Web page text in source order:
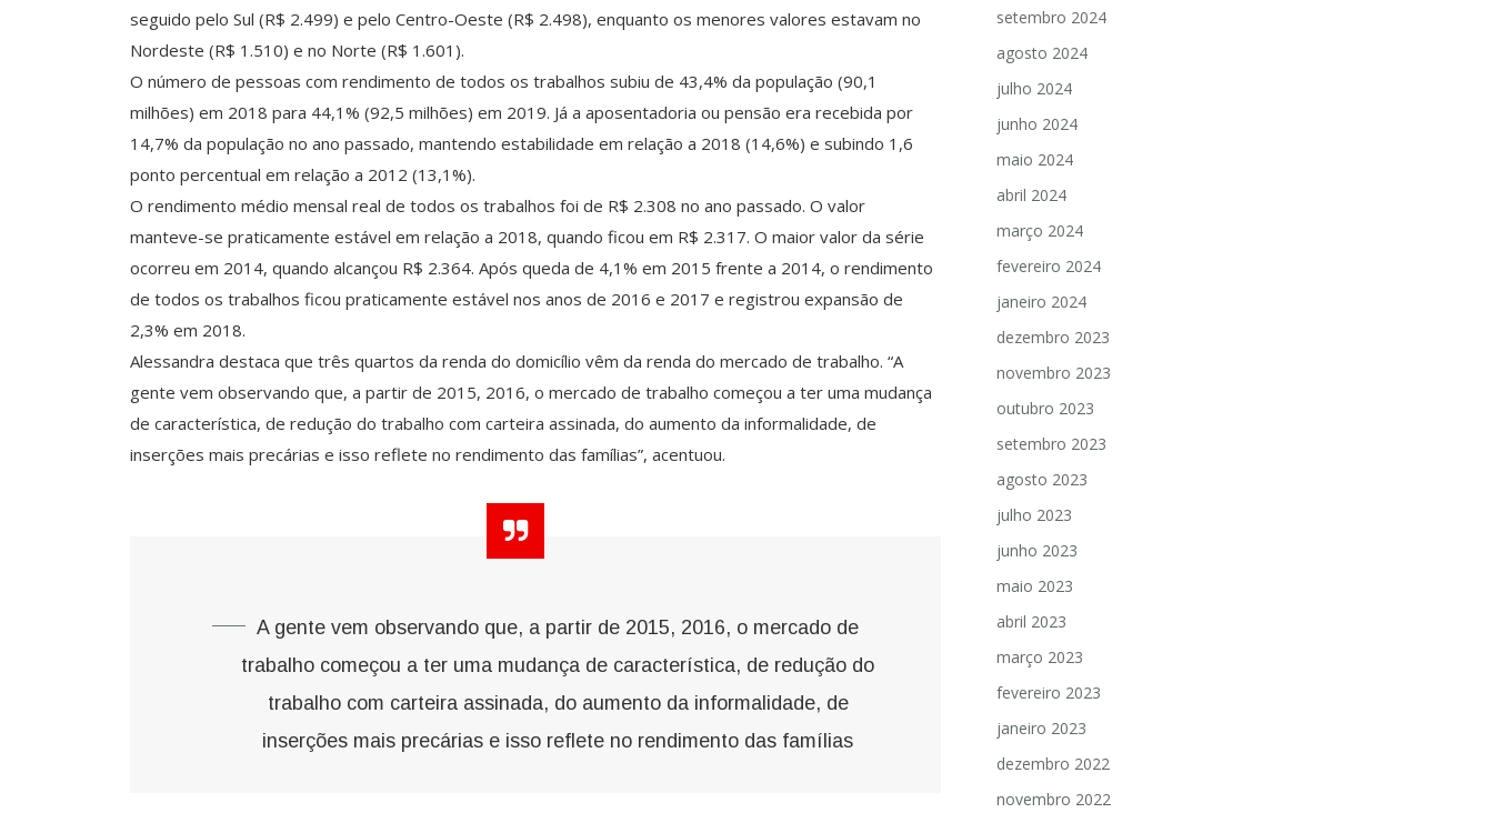
seguido pelo Sul (R$ 2.499) e pelo Centro-Oeste (R$ 2.498), enquanto os menores valores estavam no
Nordeste (R$ 1.510) e no Norte (R$ 1.601).
O número de pessoas com rendimento de todos os trabalhos subiu de 43,4% da população (90,1
milhões) em 2018 para 44,1% (92,5 milhões) em 2019. Já a aposentadoria ou pensão era recebida por
14,7% da população no ano passado, mantendo estabilidade em relação a 2018 (14,6%) e subindo 1,6
ponto percentual em relação a 2012 (13,1%).
O rendimento médio mensal real de todos os trabalhos foi de R$ 2.308 no ano passado. O valor
manteve-se praticamente estável em relação a 2018, quando ficou em R$ 2.317. O maior valor da série
ocorreu em 2014, quando alcançou R$ 2.364. Após queda de 4,1% em 2015 frente a 2014, o rendimento
de todos os trabalhos ficou praticamente estável nos anos de 2016 e 2017 e registrou expansão de
2,3% em 2018.
Alessandra destaca que três quartos da renda do domicílio vêm da renda do mercado de trabalho. “A
gente vem observando que, a partir de 2015, 2016, o mercado de trabalho começou a ter uma mudança
de característica, de redução do trabalho com carteira assinada, do aumento da informalidade, de
inserções mais precárias e isso reflete no rendimento das famílias”, acentuou.
A gente vem observando que, a partir de 2015, 2016, o mercado de
trabalho começou a ter uma mudança de característica, de redução do
trabalho com carteira assinada, do aumento da informalidade, de
inserções mais precárias e isso reflete no rendimento das famílias
setembro 2024
agosto 2024
julho 2024
junho 2024
maio 2024
abril 2024
março 2024
fevereiro 2024
janeiro 2024
dezembro 2023
novembro 2023
outubro 2023
setembro 2023
agosto 2023
julho 2023
junho 2023
maio 2023
abril 2023
março 2023
fevereiro 2023
janeiro 2023
dezembro 2022
novembro 2022